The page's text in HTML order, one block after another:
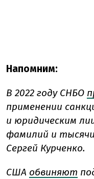
Напомним:
В 2022 году СНБО
применении
и юридическим
фамилий и
Сергей Курченко.
США обвиняют